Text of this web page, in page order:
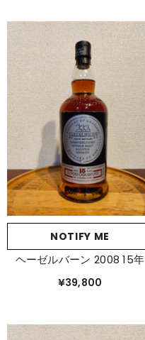
NOTIFY ME
ヘーゼルバーン 2008 15年
¥39,800